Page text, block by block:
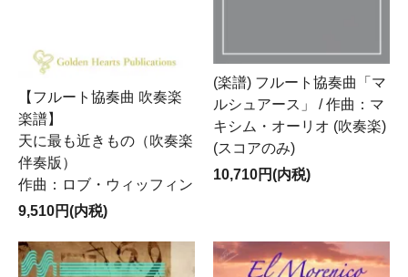
【フルート協奏曲 吹奏楽
楽譜】
天に最も近きもの（吹奏楽
伴奏版）
作曲：ロブ・ウィッフィン
9,510円(内税)
(楽譜) フルート協奏曲「マ
ルシュアース」 / 作曲：マ
キシム・オーリオ (吹奏楽)
(スコアのみ)
10,710円(内税)